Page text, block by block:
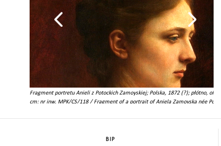
Fragment portretu Anieli z Potockich Zamoyskiej; Polska, 1872 (?); płótno, olej;
cm; nr inw. MPK/CS/118 / Fragment of a portrait of Aniela Zamoyska née
BIP